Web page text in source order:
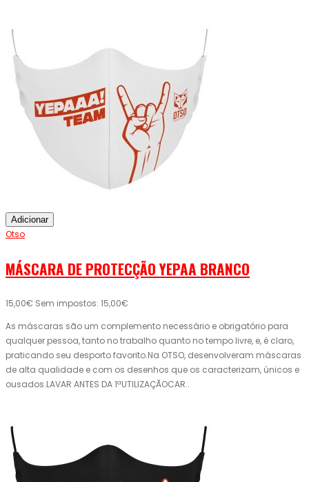
Adicionar
Otso
MÁSCARA DE PROTECÇÃO YEPAA BRANCO
15,00€ Sem impostos: 15,00€
As máscaras são um complemento necessário e obrigatório para
qualquer pessoa, tanto no trabalho quanto no tempo livre, e, é claro,
praticando seu desporto favorito.Na OTSO, desenvolveram máscaras
de alta qualidade e com os desenhos que os caracterizam, únicos e
ousados.LAVAR ANTES DA 1ªUTILIZAÇÃOCAR..